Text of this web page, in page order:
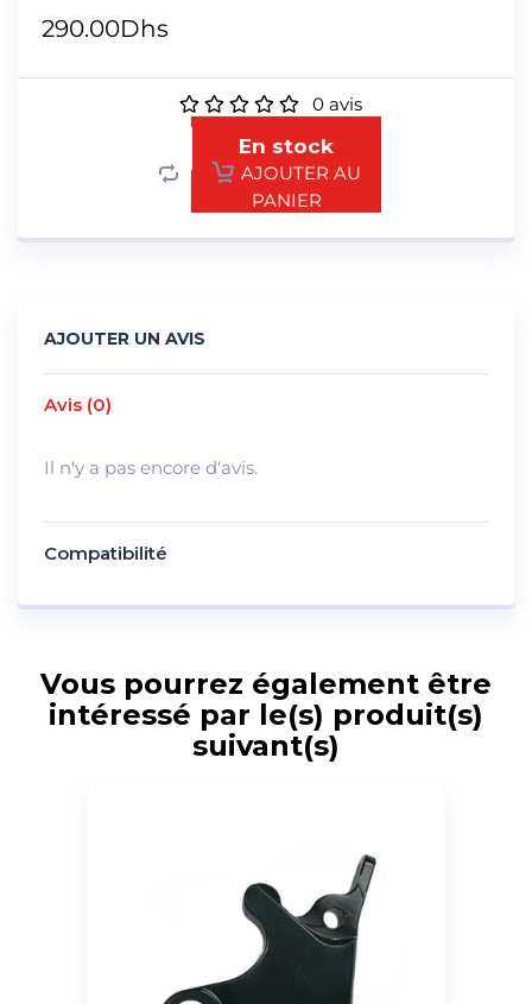
290.00Dhs
0avis
En stock
AJOUTER AU
PANIER
AJOUTER UN AVIS
Avis (0)
Il n'y a pas encore d'avis.
Compatibilité
Vous pourrez également être
intéressé par le(s) produit(s)
suivant(s)